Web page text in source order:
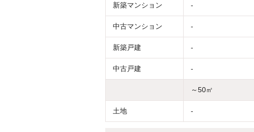
新築マンション -
中古マンション -
新築戸建 -
中古戸建 -
～50㎡
土地 -